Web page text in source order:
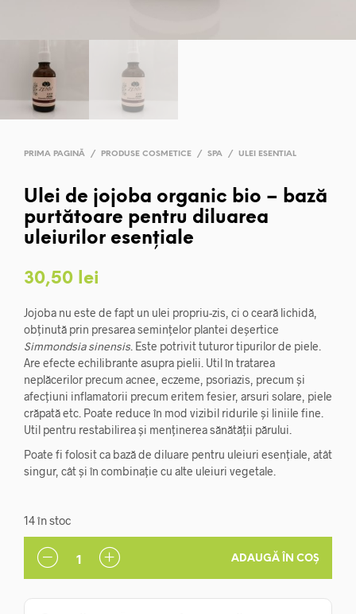
PRIMA PAGINĂ / PRODUSE COSMETICE / SPA / ULEI ESENTIAL
Ulei de jojoba organic bio – bază
purtătoare pentru diluarea
uleiurilor esențiale
30,50 lei
Jojoba nu este de fapt un ulei propriu-zis , ci o ceară lichidă,
obținută prin presarea semințelor plantei deșertice
Simmondsia sinensis . Este potrivit tuturor tipurilor de piele.
Are efecte echilibrante asupra pielii. Util în tratarea
neplăcerilor precum acnee, eczeme, psoriazis, precum și
afecțiuni inflamatorii precum eritem fesier, arsuri solare, piele
crăpată etc. Poate reduce în mod vizibil ridurile și liniile fine.
Util pentru restabilirea și menținerea sănătății părului.
Poate fi folosit ca bază de diluare pentru uleiuri esențiale, atât
singur, cât și în combinație cu alte uleiuri vegetale.
14 în stoc
ADAUGĂ ÎN COȘ